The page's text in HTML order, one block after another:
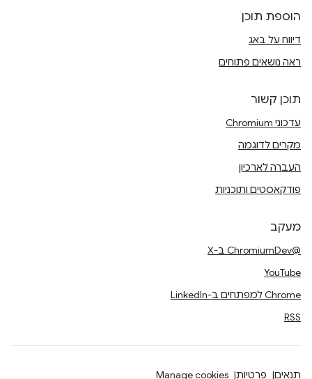
הוספת תוכן
דיווח על באג
ראה נושאים פתוחים
תוכן קשור
עדכוני Chromium
מקרים לדוגמה
העברה לארכיון
פודקאסטים ותוכניות
מעקב
@ChromiumDev ב-X
YouTube
Chrome למפתחים ב-LinkedIn
RSS
תנאים פרטיות Manage cookies